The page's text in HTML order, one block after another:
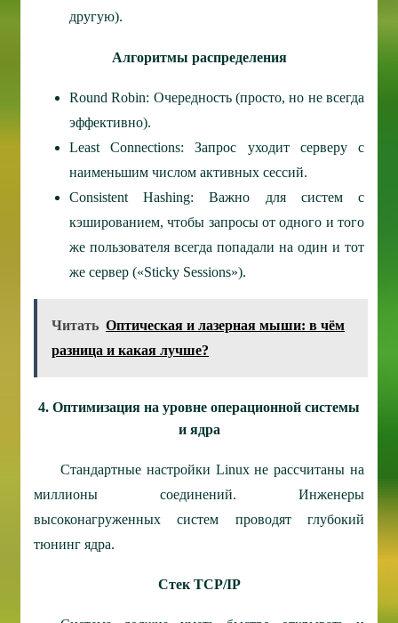
другую).
Алгоритмы распределения
Round Robin: Очередность (просто, но не всегда
эффективно).
Least Connections: Запрос уходит серверу с
наименьшим числом активных сессий.
Consistent Hashing: Важно для систем с
кэшированием, чтобы запросы от одного и того
же пользователя всегда попадали на один и тот
же сервер («Sticky Sessions»).
Читать Оптическая и лазерная мыши: в чём
разница и какая лучше?
4. Оптимизация на уровне операционной системы
и ядра
Стандартные настройки Linux не рассчитаны на
миллионы соединений. Инженеры
высоконагруженных систем проводят глубокий
тюнинг ядра.
Стек TCP/IP